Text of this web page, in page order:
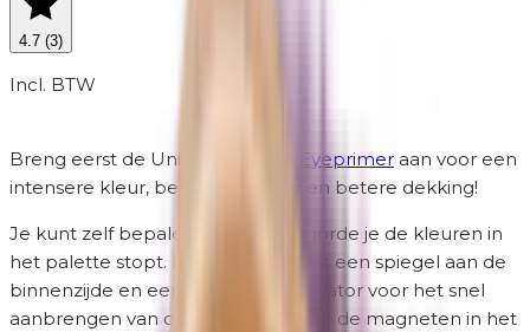
4.7 (3)
Incl. BTW
Breng eerst de Unity Cosmetics Eyeprimer aan voor een
intensere kleur, betere hechting en betere dekking!
Je kunt zelf bepalen in welke volgorde je de kleuren in
het palette stopt. Het palette heeft een spiegel aan de
binnenzijde en een latexvrije applicator voor het snel
aanbrengen van oogschaduw. Door de magneten in het